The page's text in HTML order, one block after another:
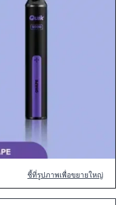
ชี้ที่รูปภาพเพื่อขยายใหญ่